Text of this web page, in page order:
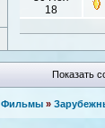
18
Показать
Фильмы »